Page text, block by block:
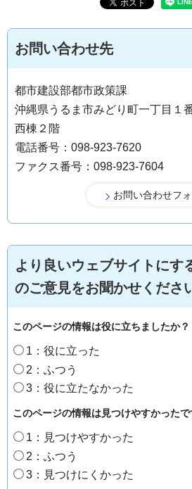
お問い合わせ先
都市建設部都市政策課
沖縄県うるま市みどり町一丁目１
西棟２階
電話番号：098-923-7620
ファクス番号：098-923-7604
より良いウェブサイトにす
のご意見をお聞かせくださ
このページの情報は役に立ちましたか？
1：役に立った
2：ふつう
3：役に立たなかった
このページの情報は見つけやすかったで
1：見つけやすかった
2：ふつう
3：見つけにくかった